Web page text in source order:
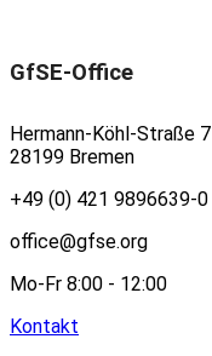
GfSE-Office
Hermann-Köhl-Straße 7
28199 Bremen
+49 (0) 421 9896639-0
office@gfse.org
Mo-Fr 8:00 - 12:00
Kontakt